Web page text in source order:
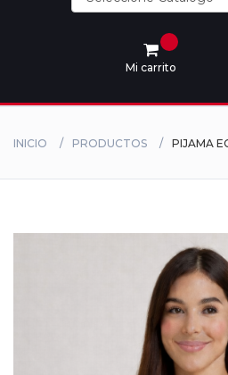
Mi carrito
Contacto
INICIO PRODUCTOS PIJAMA